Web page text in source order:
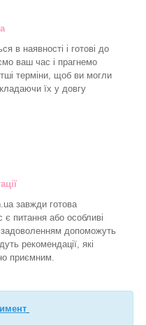
в наявності і готові до
ваш час і прагнемо
терміни, щоб ви могли
їх у довгу
завжди готова
питання або особливі
задоволенням допоможуть
рекомендації, які
приємним.